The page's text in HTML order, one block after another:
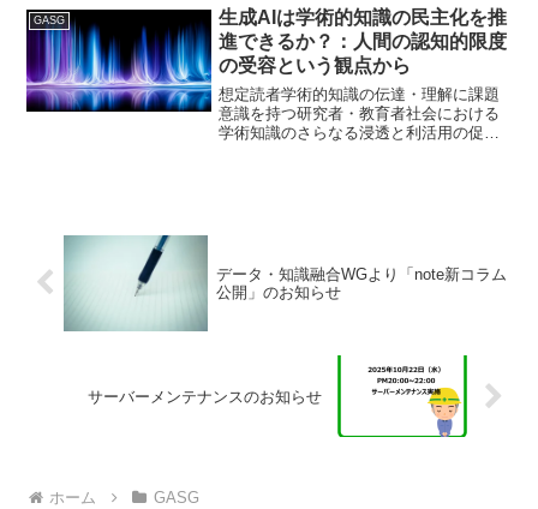
ださい。＜収録動画＞＜説明資料＞＜
プ...
GASG
生成AIは学術的知識の民主化を推
進できるか？：人間の認知的限度
の受容という観点から
想定読者学術的知識の伝達・理解に課題
意識を持つ研究者・教育者社会における
学術知識のさらなる浸透と利活用の促進
データ・知識融合WGより「note新コラム
公開」のお知らせ
サーバーメンテナンスのお知らせ
ホーム GASG